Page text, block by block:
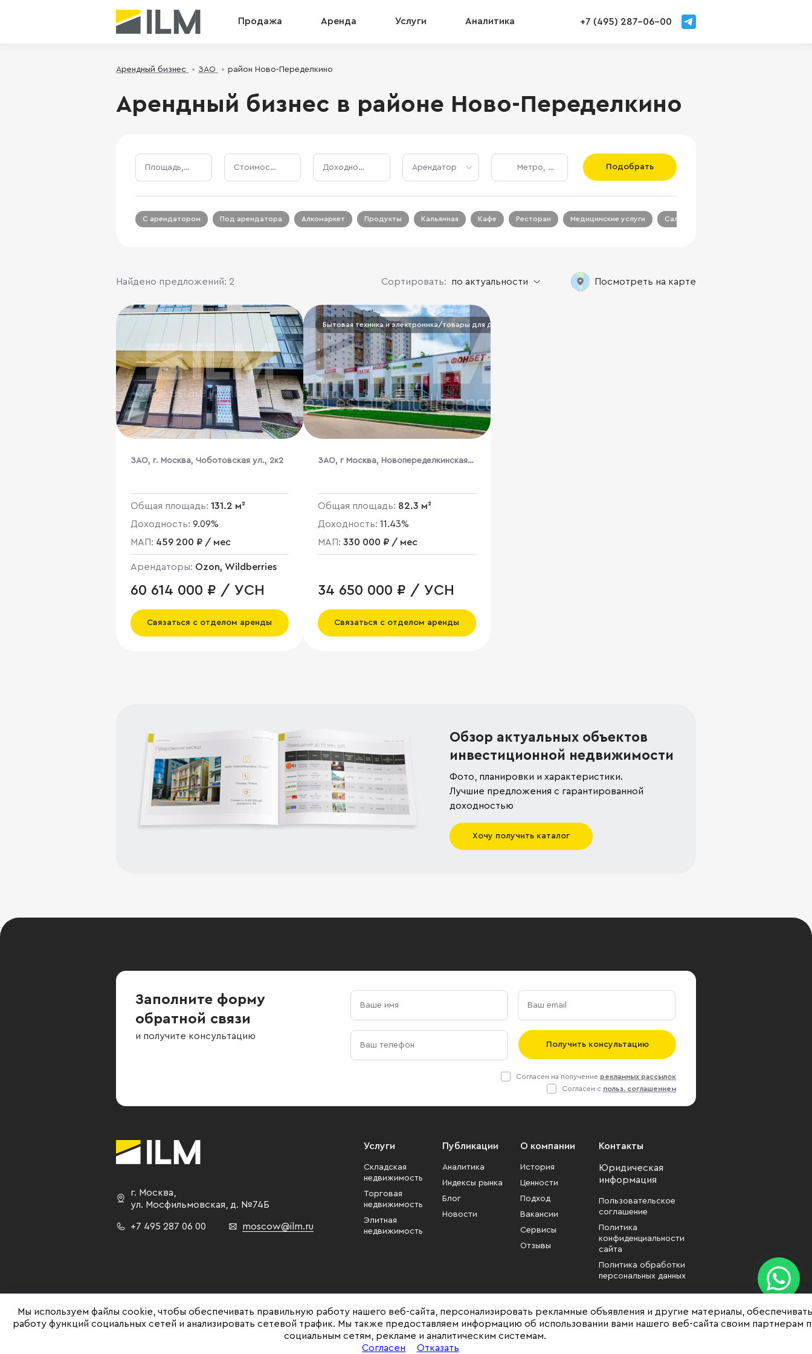
Продажа Аренда Услуги Аналитика +7 (495) 287-06-00
Арендный бизнес ЗАО район Ново-Переделкино
Арендный бизнес в районе Ново-Переделкино
Площадь, м² Стоимость, ₽ Доходность, % Арендатор Подобрать
С арендатором Под арендатора Алкомаркет Продукты Кальянная Кафе Ресторан Медицинские услуги Салон красоты
Найдено предложений: 2 Посмотреть на карте
Сортировать: по актуальности
ЗАО, г. Москва, Чоботовская ул., 2к2
Общая площадь: 131.2 м²
Доходность: 9.09%
МАП: 459 200 ₽ / мес
Арендаторы: Ozon, Wildberries
60 614 000 ₽ / УСН
Связаться с отделом аренды
Бытовая техника и электроника/товары для дома
ЗАО, г Москва, Новопеределкинская
Общая площадь: 82.3 м²
Доходность: 11.43%
МАП: 330 000 ₽ / мес
34 650 000 ₽ / УСН
Связаться с отделом аренды
Обзор актуальных объектов
инвестиционной недвижимости
Фото, планировки и характеристики.
Лучшие предложения с гарантированной
доходностью
Хочу получить каталог
Заполните форму
обратной связи
и получите консультацию
Получить консультацию
Согласен на получение рекламных рассылок
Согласен с польз. соглашением
г. Москва,
ул. Мосфильмовская, д. №74Б
+7 495 287 06 00 moscow@ilm.ru
Услуги
Складская
недвижимость
Торговая
недвижимость
Элитная
недвижимость
Публикации
Аналитика
Индексы рынка
Блог
Новости
О компании
История
Ценности
Подход
Вакансии
Сервисы
Отзывы
Контакты
Юридическая
информация
Пользовательское
соглашение
Политика
конфиденциальности
сайта
Политика обработки
персональных данных
Представленная на сайте информация, в т.ч. стоимости объектов, носит информационный характер
и не является публичной офертой. Условия продажи объекта могут быть изменены собственником без уведомления
Мы используем файлы cookie, чтобы обеспечивать правильную работу нашего веб-сайта, персонализировать рекламные объявления и другие материалы, обеспечивать
работу функций социальных сетей и анализировать сетевой трафик. Мы также предоставляем информацию об использовании вами нашего веб-сайта своим партнерам
социальным сетям, рекламе и аналитическим системам.
Согласен
Отказать